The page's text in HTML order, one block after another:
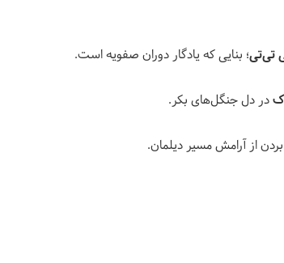
تی‌تی؛ بنایی که یادگار دوران صفویه است.
در دل جنگل‌های بکر.
از آرامش مسیر دیلمان.